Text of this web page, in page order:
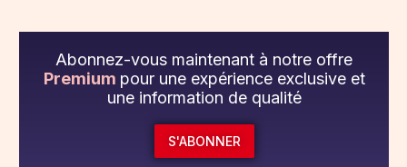
Abonnez-vous maintenant à notre offre
Premium pour une expérience exclusive et
une information de qualité
S'ABONNER